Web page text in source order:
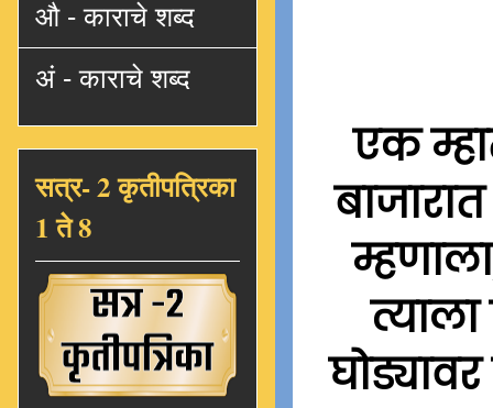
एक
औ - काराचे शब्द
अं - काराचे शब्द
सत्र- 2 कृतीपत्रिका
1 ते 8